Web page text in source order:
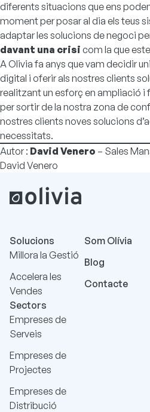
diferents situacions que ens
moment per posar al dia els teus
adaptar les solucions de negoci
davant una crisi com la que
A Olivia fa anys que vam decidir
digital i oferir als nostres clients
realitzant un esforç en ampliació
per sortir de la nostra zona de
nostres clients noves solucions
necessitats.
Autor : David Venero – Sales
David Venero
Solucions
Millora la Gestió
Accelera les
Vendes
Sectors
Empreses de
Serveis
Empreses de
Projectes
Empreses de
Distribució
Som Olívia
Blog
Contacte